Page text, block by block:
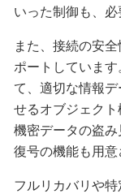
いった制御も、必
また、接続の安
ポートしていま
て、適切な情報
せるオブジェク
機密データの盗
復号の機能も用意
フルリカバリや